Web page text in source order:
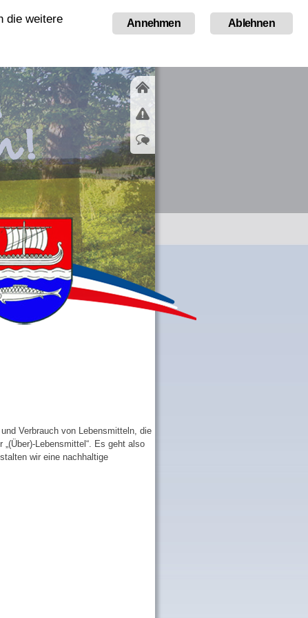
Tourismus
Verbrauch von Lebensmitteln, die
Lebensmittel“. Es geht also
wir eine nachhaltige
Ablehnen
Annehmen
die weitere